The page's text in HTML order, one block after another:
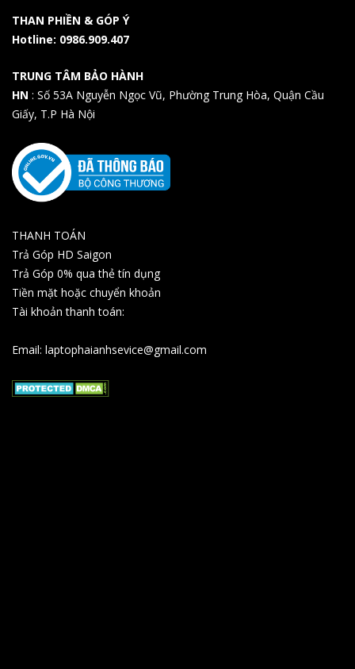
THAN PHIỀN & GÓP Ý
Hotline: 0986.909.407
TRUNG TÂM BẢO HÀNH
HN : Số 53A Nguyễn Ngọc Vũ, Phường Trung Hòa, Quận Cầu
Giấy, T.P Hà Nội
THANH TOÁN
Trả Góp HD Saigon
Trả Góp 0% qua thẻ tín dụng
Tiền mặt hoặc chuyển khoản
Tài khoản thanh toán:
Email: laptophaianhsevice@gmail.com